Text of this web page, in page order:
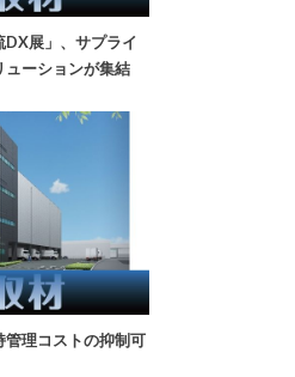
DX展」、サプライ
ーションが集結
管理コストの抑制可